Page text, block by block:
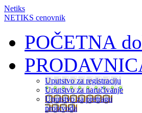
Netiks
NETIKS cenovnik
POČETNA
Uputstvo za registraciju
Uputstvo za naručivanje
Uputstvo za pretragu
proizvoda